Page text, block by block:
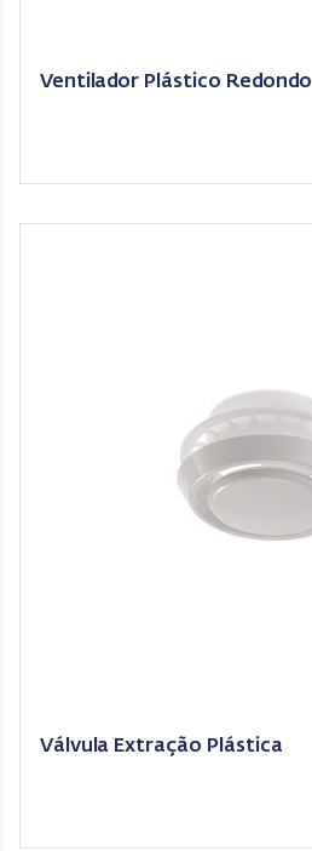
Ventilador Plástico Redondo
Válvula Extração Plástica